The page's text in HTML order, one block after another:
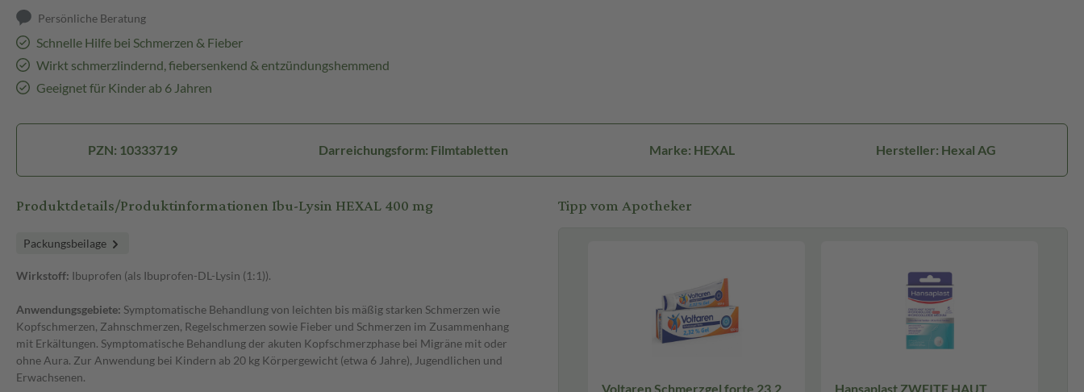
Persönliche Beratung
Schnelle Hilfe bei Schmerzen & Fieber
Wirkt schmerzlindernd, fiebersenkend & entzündungshemmend
Geeignet für Kinder ab 6 Jahren
PZN: 10333719 Darreichungsform: Filmtabletten Marke: HEXAL Hersteller: Hexal AG
Produktdetails/Produktinformationen Ibu-Lysin HEXAL 400 mg
Packungsbeilage
Wirkstoff: Ibuprofen (als Ibuprofen-DL-Lysin (1:1)).
Anwendungsgebiete: Symptomatische Behandlung von leichten bis mäßig starken Schmerzen wie
Kopfschmerzen, Zahnschmerzen, Regelschmerzen sowie Fieber und Schmerzen im Zusammenhang
mit Erkältungen. Symptomatische Behandlung der akuten Kopfschmerzphase bei Migräne mit oder
ohne Aura. Zur Anwendung bei Kindern ab 20 kg Körpergewicht (etwa 6 Jahre), Jugendlichen und
Erwachsenen.
Tipp vom Apotheker
Voltaren Schmerzgel forte 23,2
Hansaplast ZWEITE HAUT